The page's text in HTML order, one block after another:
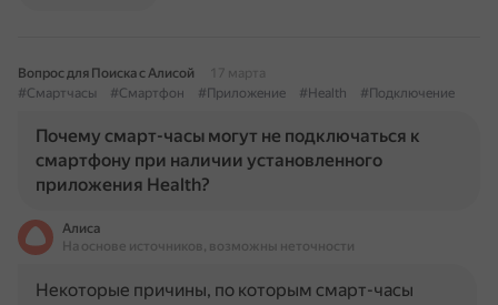
Вопрос для Поиска с Алисой
17 марта
#Смартчасы
#Смартфон #Приложение #Health #Подключение
Почему смарт-часы могут не подключаться к
смартфону при наличии установленного
приложения Health?
Алиса
На основе источников, возможны неточности
Некоторые причины, по которым смарт-часы